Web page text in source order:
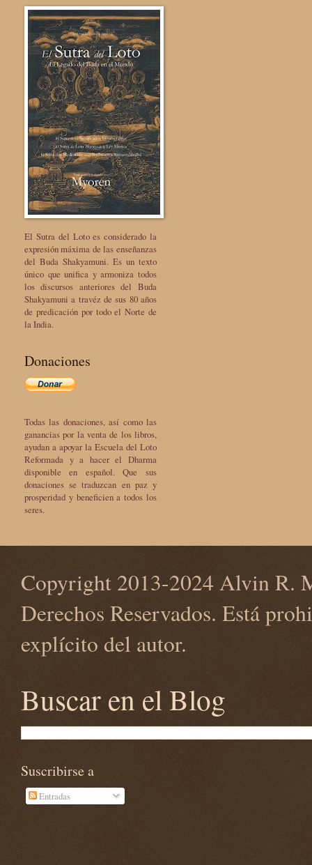
El Sutra del Loto es considerado la
expresión máxima de las enseñanzas
del Buda Shakyamuni. Es un texto
único que unifica y armoniza todos
los discursos anteriores del Buda
Shakyamuni a travéz de sus 80 años
de predicación por todo el Norte de
la India.
Donaciones
Todas las donaciones, así como las
ganancias por la venta de los libros,
ayudan a apoyar la Escuela del Loto
Reformada y a hacer el Dharma
disponible en español. Que sus
donaciones se traduzcan en paz y
prosperidad y beneficien a todos los
seres.
Copyright 2013-2024 Alvin R.
Derechos Reservados. Está
explícito del autor.
Buscar en el Blog
Suscribirse a
Entradas